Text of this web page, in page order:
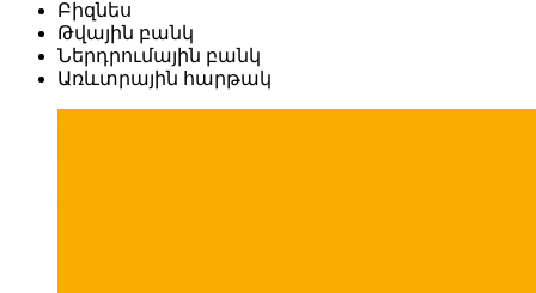
Բիզնես
Թվային բանկ
Ներդրումային բանկ
Առևտրային հարթակ